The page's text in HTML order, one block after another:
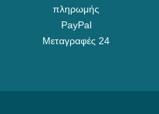
πληρωμής
PayPal
Μεταγραφές 24